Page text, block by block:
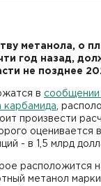
метанола, о
год назад,
не позднее
в сообщении
карбамида ,
произвести
оценивается
- в 1,5 млрд
расположится
метанол